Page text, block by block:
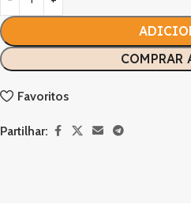
COMPRAR
Favoritos
Partilhar: